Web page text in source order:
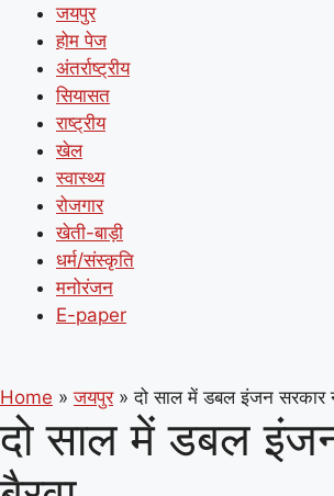
जयपुर
होम पेज
अंतर्राष्ट्रीय
सियासत
राष्ट्रीय
खेल
स्वास्थ्य
रोजगार
खेती-बाड़ी
धर्म/संस्कृति
मनोरंजन
E-paper
Home » जयपुर » दो साल में डबल इंजन सरकार
दो साल में डबल